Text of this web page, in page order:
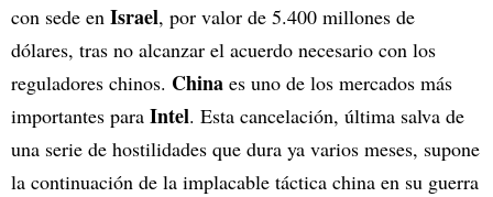
con sede en Israel, por valor de 5.400 millones de
dólares, tras no alcanzar el acuerdo necesario con los
reguladores chinos. China es uno de los mercados más
importantes para Intel. Esta cancelación, última salva de
una serie de hostilidades que dura ya varios meses, supone
la continuación de la implacable táctica china en su guerra